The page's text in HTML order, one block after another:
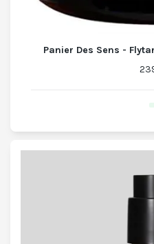
Panier Des Sens -